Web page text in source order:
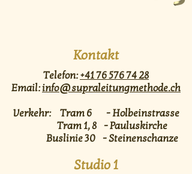
Kontakt
Telefon:+41 76 576 74 28
Email:info@supraleitungmethode.ch
Verkehr: Tram 6 - Holbeinstrasse
Tram 1, 8 - Pauluskirche
Buslinie 30 - Steinenschanze
Studio 1